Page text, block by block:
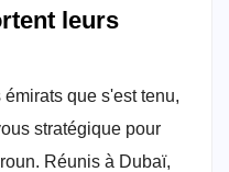
leurs
que s'est tenu,
stratégique pour
Réunis à Dubaï,